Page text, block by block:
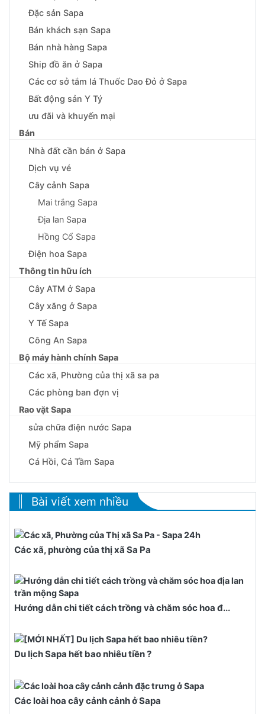
Đặc sản Sapa
Bán khách sạn Sapa
Bán nhà hàng Sapa
Ship đồ ăn ở Sapa
Các cơ sở tắm lá Thuốc Dao Đỏ ở Sapa
Bất động sản Y Tý
ưu đãi và khuyến mại
Bán
Nhà đất cần bán ở Sapa
Dịch vụ vé
Cây cảnh Sapa
Mai trắng Sapa
Địa lan Sapa
Hồng Cổ Sapa
Điện hoa Sapa
Thông tin hữu ích
Cây ATM ở Sapa
Cây xăng ở Sapa
Y Tế Sapa
Công An Sapa
Bộ máy hành chính Sapa
Các xã, Phường của thị xã sa pa
Các phòng ban đợn vị
Rao vặt Sapa
sửa chữa điện nước Sapa
Mỹ phẩm Sapa
Cá Hồi, Cá Tầm Sapa
Bài viết xem nhiều
Các xã, phường của thị xã Sa Pa
Hướng dẫn chi tiết cách trồng và chăm sóc hoa đ...
Du lịch Sapa hết bao nhiêu tiền ?
Các loài hoa cây cảnh cảnh ở Sapa